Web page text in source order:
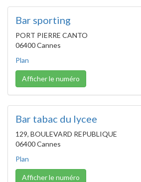
Bar sporting
PORT PIERRE CANTO
06400 Cannes
Plan
Afficher le numéro
Bar tabac du lycee
129, BOULEVARD REPUBLIQUE
06400 Cannes
Plan
Afficher le numéro